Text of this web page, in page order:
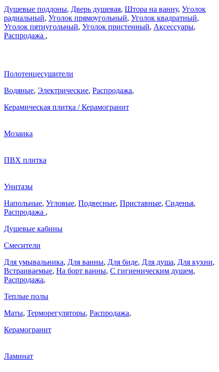
Душевые поддоны, Дверь душевая, Штора на ванну, Уголок
радиальный, Уголок прямоугольный, Уголок квадратный,
Уголок пятиугольный, Уголок пристенный, Аксессуары,
Распродажа ,
Полотенцесушители
Водяные, Электрические, Распродажа,
Керамическая плитка / Керамогранит
Мозаика
ПВХ плитка
Унитазы
Напольные, Угловые, Подвесные, Приставные, Сиденья,
Распродажа ,
Душевые кабины
Смесители
Для умывальника, Для ванны, Для биде, Для душа, Для кухни,
Встраиваемые, На борт ванны, C гигиеническим душем,
Распродажа,
Теплые полы
Маты, Терморегуляторы, Распродажа,
Керамогранит
Ламинат